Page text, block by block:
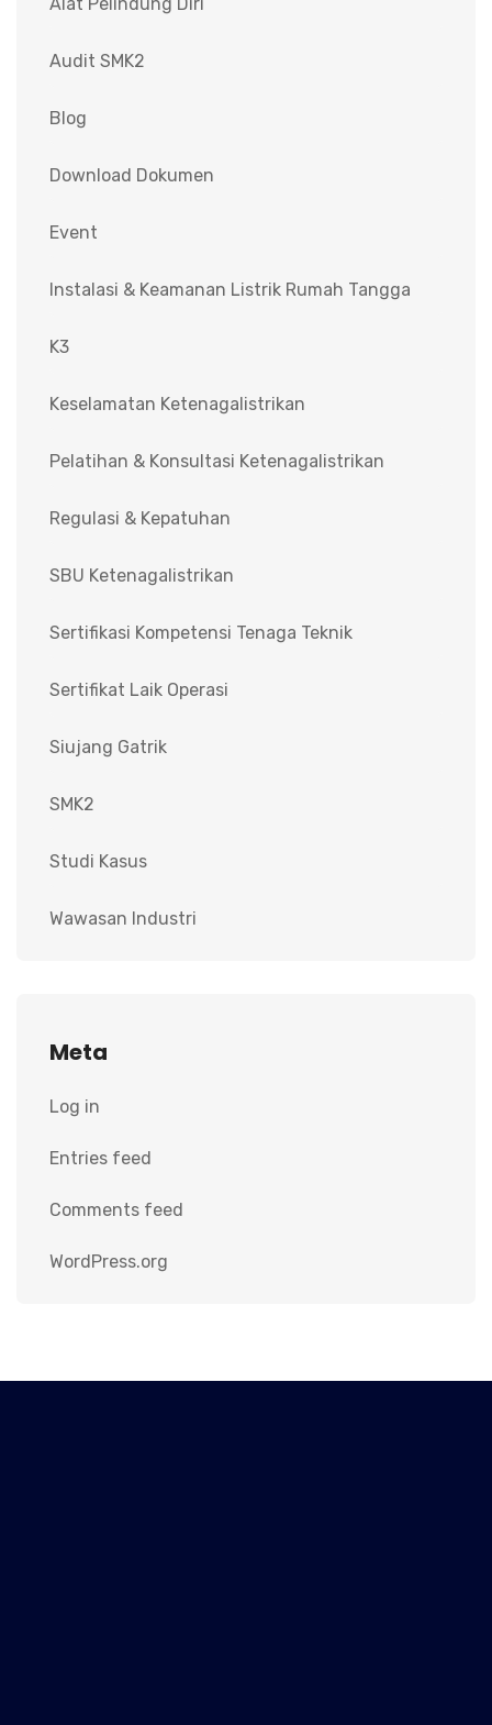
Audit SMK2
Blog
Download Dokumen
Event
Instalasi & Keamanan Listrik Rumah Tangga
K3
Keselamatan Ketenagalistrikan
Pelatihan & Konsultasi Ketenagalistrikan
Regulasi & Kepatuhan
SBU Ketenagalistrikan
Sertifikasi Kompetensi Tenaga Teknik
Sertifikat Laik Operasi
Siujang Gatrik
SMK2
Studi Kasus
Wawasan Industri
Meta
Log in
Entries feed
Comments feed
WordPress.org